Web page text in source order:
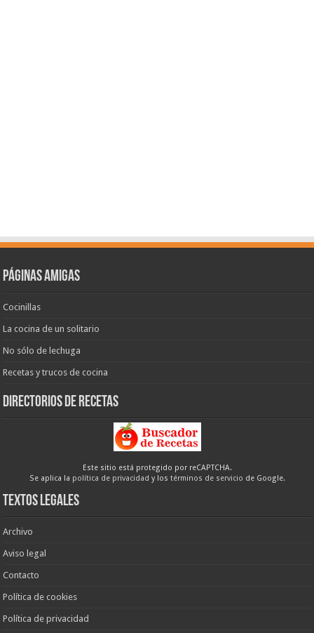
Páginas amigas
Cocinillas
La cocina de un solitario
No sólo de lechuga
Recetas y trucos de cocina
Directorios de recetas
Este sitio está protegido por reCAPTCHA.
Se aplica la política de privacidad y los términos de servicio de Google.
Textos legales
Archivo
Aviso legal
Contacto
Política de cookies
Política de privacidad